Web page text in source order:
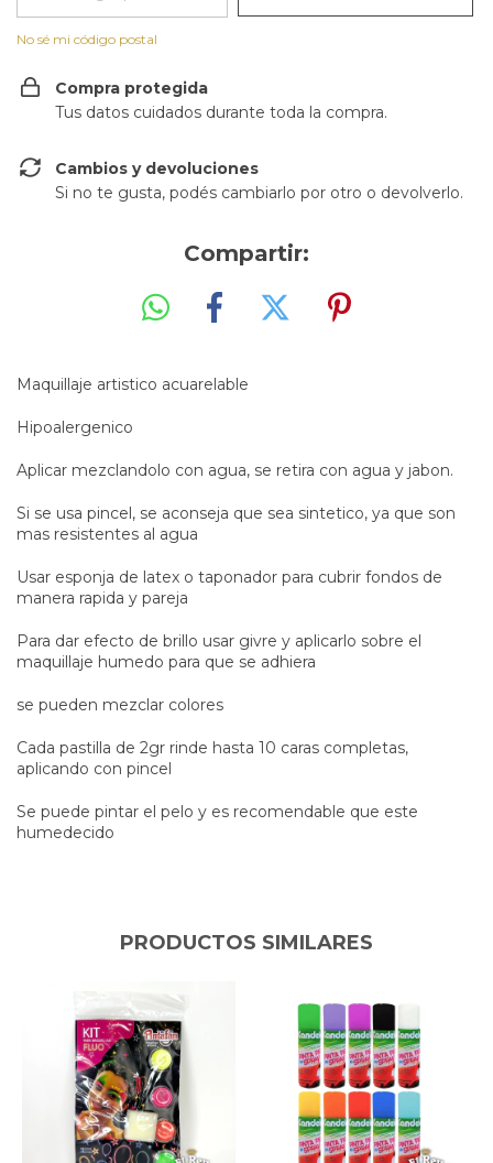
No sé mi código postal
Compra protegida
Tus datos cuidados durante toda la compra.
Cambios y devoluciones
Si no te gusta, podés cambiarlo por otro o devolverlo.
Compartir:
Maquillaje artistico acuarelable
Hipoalergenico
Aplicar mezclandolo con agua, se retira con agua y jabon.
Si se usa pincel, se aconseja que sea sintetico, ya que son
mas resistentes al agua
Usar esponja de latex o taponador para cubrir fondos de
manera rapida y pareja
Para dar efecto de brillo usar givre y aplicarlo sobre el
maquillaje humedo para que se adhiera
se pueden mezclar colores
Cada pastilla de 2gr rinde hasta 10 caras completas,
aplicando con pincel
Se puede pintar el pelo y es recomendable que este
humedecido
PRODUCTOS SIMILARES